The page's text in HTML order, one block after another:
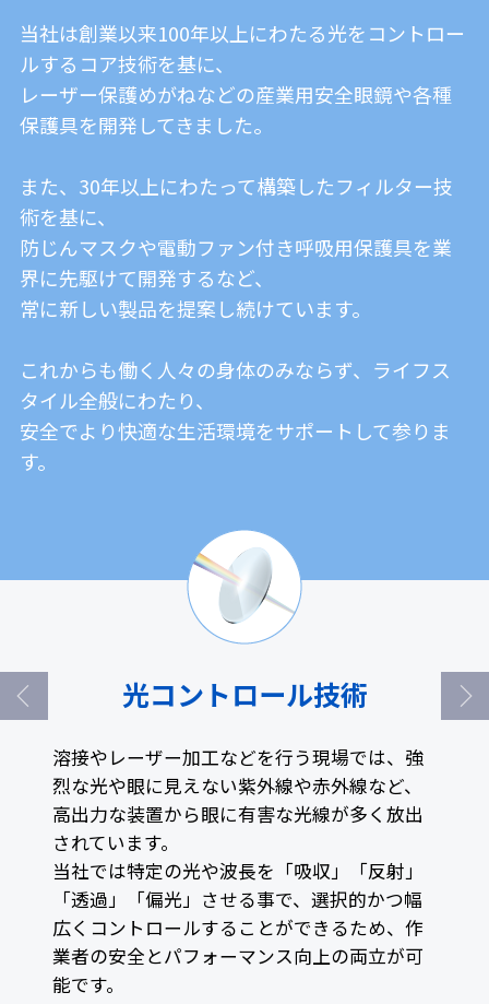
当社は創業以来100年以上にわたる光をコントロー
ルするコア技術を基に、
レーザー保護めがねなどの産業用安全眼鏡や各種
保護具を開発してきました。
また、30年以上にわたって構築したフィルター技
術を基に、
防じんマスクや電動ファン付き呼吸用保護具を業
界に先駆けて開発するなど、
常に新しい製品を提案し続けています。
これからも働く人々の身体のみならず、ライフス
タイル全般にわたり、
安全でより快適な生活環境をサポートして参りま
す。
光コントロール技術
溶接やレーザー加工などを行う現場では、強
烈な光や眼に見えない紫外線や赤外線など、
高出力な装置から眼に有害な光線が多く放出
されています。
当社では特定の光や波長を「吸収」「反射」
「透過」「偏光」させる事で、選択的かつ幅
広くコントロールすることができるため、作
業者の安全とパフォーマンス向上の両立が可
能です。